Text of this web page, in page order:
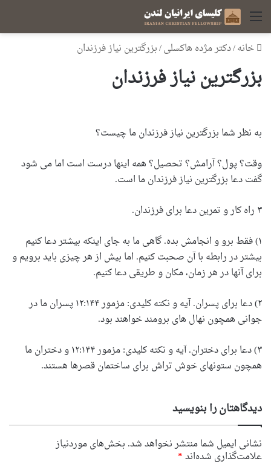
منو
خانه/دکتر مژده هاکسلی/بزرگترین نیاز فرزندان
بزرگترین نیاز فرزندان
به نظر شما بزرگترین نیاز فرزندان ما چیست؟
وقت؟ پول؟ آرامش؟ تحصیل؟ همه اینها درست است اما می شود
گفت دعا بزرگترین نیاز فرزندان ما است.
۳ راه کار و تمرین دعا برای فرزندان.
۱) فقط برو و انجامش بده. گاهی ما به جای اینکه بیشتر دعا کنیم
بیشتر در رابطه با آن صحبت کنیم. اما بیش از هر چیزی باید برویم و
برای آنها در هر زمان، مکان و طریقی دعا کنیم.
۲) دعا برای پسران. آیه و نکته کلیدی: مزمور ۱۲:۱۴۴ پسران ما در
جوانی همچون نهال های برومند خواهند بود.
۳) دعا برای دختران. آیه و نکته کلیدی: مزمور ۱۲:۱۴۴ و دختران ما
همچون ستونهای خوش تراش برای ساختمان قصرها هستند.
دیدگاهتان را بنویسید
نشانی ایمیل شما منتشر نخواهد شد. بخش‌های موردنیاز
علامت‌گذاری شده‌اند*